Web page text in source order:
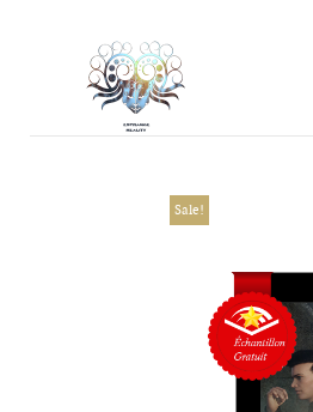
Sale!